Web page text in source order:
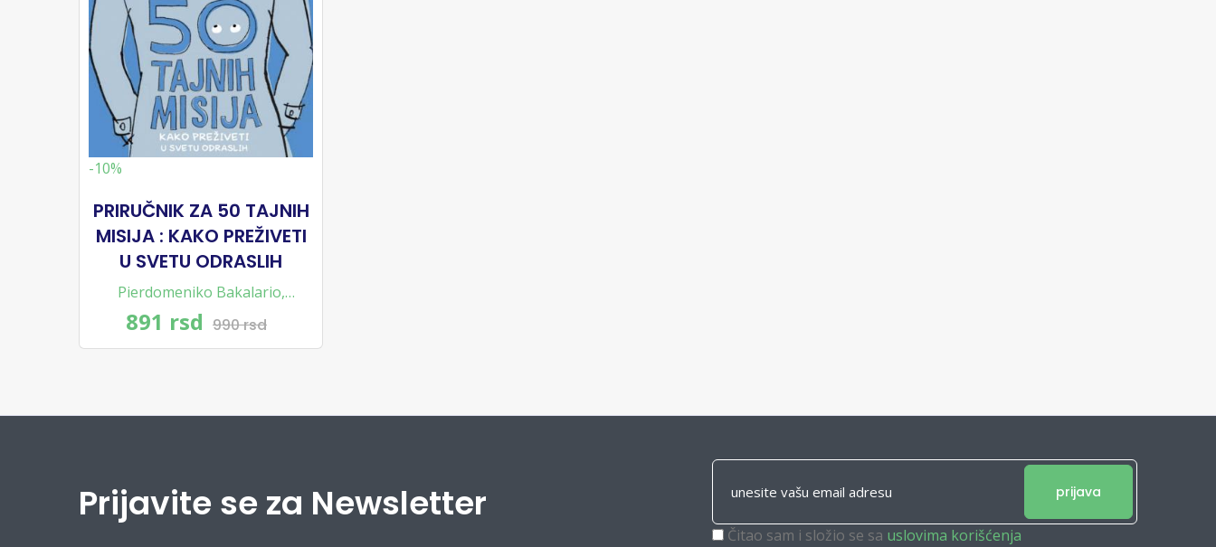
-10%
PRIRUČNIK ZA 50 TAJNIH
MISIJA : KAKO PREŽIVETI
U SVETU ODRASLIH
Pierdomeniko Bakalario,
Eduardo Hauregi
891 rsd 990 rsd
Prijavite se za Newsletter prijava
Čitao sam i složio se sa uslovima korišćenja